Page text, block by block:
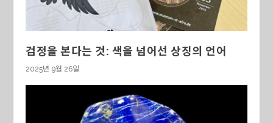
검정을 본다는 것: 색을 넘어선 상징의 언어
2025년 9월 26일